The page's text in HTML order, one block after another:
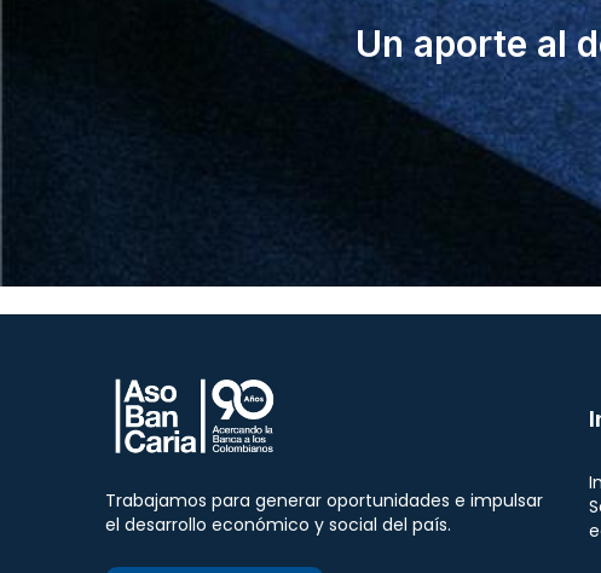
Un aporte al
Trabajamos para generar oportunidades e impulsar
el desarrollo económico y social del país.